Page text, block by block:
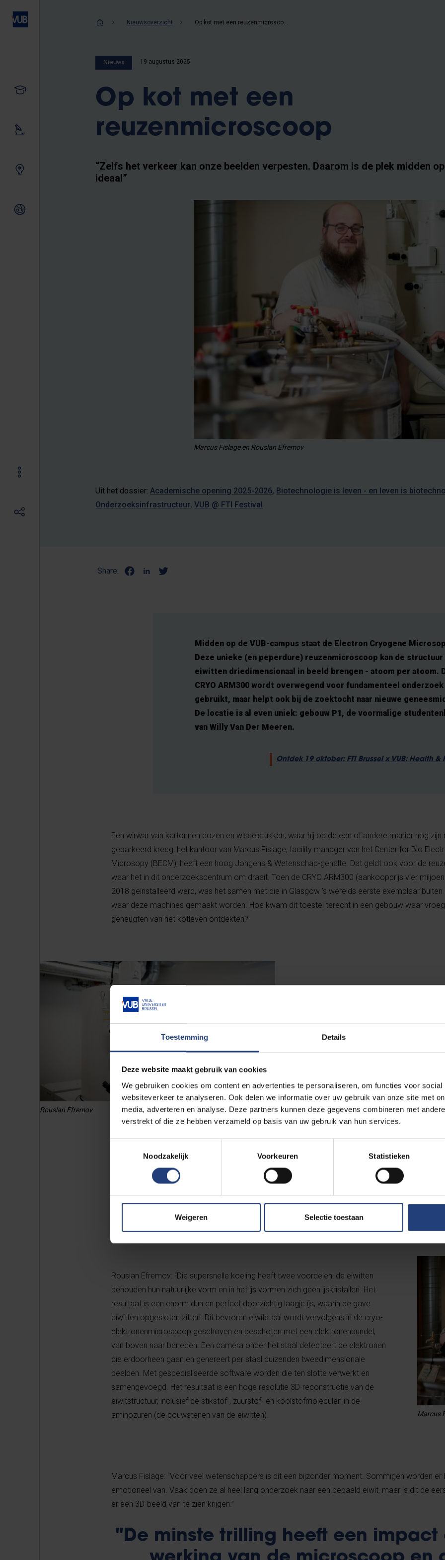
Toestemming Details
Deze website maakt gebruik van cookies
We gebruiken cookies om content en advertenties te personaliseren, om functies voor social
websiteverkeer te analyseren. Ook delen we informatie over uw gebruik van onze site met
media, adverteren en analyse. Deze partners kunnen deze gegevens combineren met
verstrekt of die ze hebben verzameld op basis van uw gebruik van hun services.
Noodzakelijk
Voorkeuren Statistieken
Weigeren Selectie toestaan
Ons onderzoek
Samen innoveren
Kruimelpad
Nieuwsoverzicht
Nieuws 19 augustus 2025
Op kot met een
reuzenmicroscoop
“Zelfs het verkeer kan onze beelden verpesten. Daarom is de plek midden
ideaal”
Marcus Fislage en Rouslan Efremov
Uit het dossier: Academische opening 2025-2026 Biotechnologie is leven - en leven is
Onderzoeksinfrastructuur VUB @ FTI Festival
Share:
Midden op de VUB-campus staat de Electron Cryogene
Deze unieke (en peperdure) reuzenmicroscoop kan de structuur
eiwitten driedimensionaal in beeld brengen - atoom per atoom.
CRYO ARM300 wordt overwegend voor fundamenteel onderzoek
gebruikt, maar helpt ook bij de zoektocht naar nieuwe
De locatie is al even uniek: gebouw P1, de voormalige
van Willy Van Der Meeren.
Ontdek 19 oktober: FTI Brussel x VUB: Health &
Een wirwar van kartonnen dozen en wisselstukken, waar hij op de een of andere manier nog
geparkeerd kreeg: het kantoor van Marcus Fislage, facility manager van het Center for Bio
Microsopy (BECM), heeft een hoog Jongens & Wetenschap-gehalte. Dat geldt ook voor de
waar het in dit onderzoekscentrum om draait. Toen de CRYO ARM300 (aankoopprijs vier
2018 geïnstalleerd werd, was het samen met die in Glasgow ’s werelds eerste exemplaar buiten
waar deze machines gemaakt worden. Hoe kwam dit toestel terecht in een gebouw waar
geneugten van het kotleven ontdekten?
Rouslan Efremov
Professor Rouslan Efremov (VIB-VUB
“We zochten een ruimte die hoog
meer dan drie meter. De koten van Willy
oplossing. Het zijn prefab-constructies die
functies laten ombouwen. In dit geval is
koten van de rode kotencluster zijn
laboratoria.”
In één van die laboratoria worden de eiwitten geprepareerd voor ze naar de microscoop gaan.
plaatst eerst een gezuiverd eiwitstaal op een piepkleine grid. Die wordt vervolgens razendsnel in
Rouslan Efremov: “Die supersnelle koeling heeft twee voordelen: de eiwitten
behouden hun natuurlijke vorm en in het ijs vormen zich geen ijskristallen. Het
resultaat is een enorm dun en perfect doorzichtig laagje ijs, waarin de gave
eiwitten opgesloten zitten. Dit bevroren eiwitstaal wordt vervolgens in de cryo-
elektronenmicroscoop geschoven en beschoten met een elektronenbundel,
van boven naar beneden. Een camera onder het staal detecteert de elektronen
die erdoorheen gaan en genereert per staal duizenden tweedimensionale
beelden. Met gespecialiseerde software worden die ten slotte verwerkt en
samengevoegd. Het resultaat is een hoge resolutie 3D-reconstructie van de
eiwitstructuur, inclusief de stikstof-, zuurstof- en koolstofmoleculen in de
aminozuren (de bouwstenen van de eiwitten).
Marcus
Marcus Fislage: “Voor veel wetenschappers is dit een bijzonder moment. Sommigen worden er
emotioneel van. Vaak doen ze al heel lang onderzoek naar een bepaald eiwit, maar is dit de
er een 3D-beeld van te zien krijgen.”
"De minste trilling heeft een impact